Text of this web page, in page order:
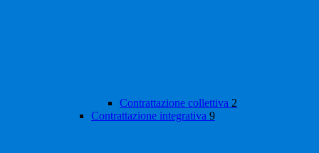
Contrattazione collettiva 2
Contrattazione integrativa 9